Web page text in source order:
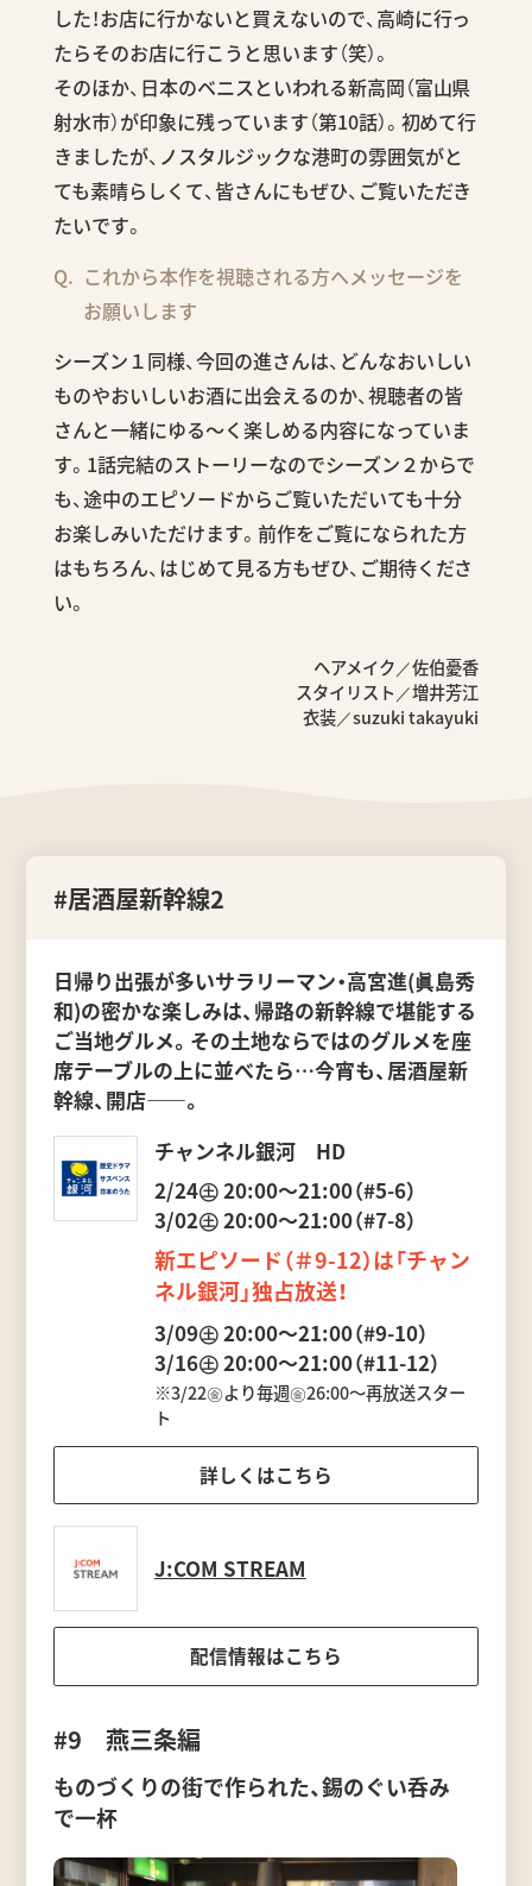
した！お店に行かないと買えないので、高崎に行っ
たらそのお店に行こうと思います（笑）。
そのほか、日本のベニスといわれる新高岡（富山県
射水市）が印象に残っています（第10話）。初めて行
きましたが、ノスタルジックな港町の雰囲気がと
ても素晴らしくて、皆さんにもぜひ、ご覧いただき
たいです。
これから本作を視聴される方へメッセージを
お願いします
シーズン１同様、今回の進さんは、どんなおいしい
ものやおいしいお酒に出会えるのか、視聴者の皆
さんと一緒にゆる～く楽しめる内容になっていま
す。1話完結のストーリーなのでシーズン２からで
も、途中のエピソードからご覧いただいても十分
お楽しみいただけます。前作をご覧になられた方
はもちろん、はじめて見る方もぜひ、ご期待くださ
い。
ヘアメイク／佐伯憂香
スタイリスト／増井芳江
衣装／suzuki takayuki
#居酒屋新幹線2
日帰り出張が多いサラリーマン・高宮進(眞島秀
和)の密かな楽しみは、帰路の新幹線で堪能する
ご当地グルメ。その土地ならではのグルメを座
席テーブルの上に並べたら…今宵も、居酒屋新
幹線、開店――。
チャンネル銀河 HD
2/24㊏ 20:00～21:00（#5-6）
3/02㊏ 20:00～21:00（#7-8）
新エピソード（＃9-12）は「チャン
ネル銀河」独占放送！
3/09㊏ 20:00～21:00（#9-10）
3/16㊏ 20:00～21:00（#11-12）
※3/22㊎より毎週㊎26:00～再放送スター
ト
詳しくはこちら
J:COM STREAM
配信情報はこちら
#9 燕三条編
ものづくりの街で作られた、錫のぐい呑み
で一杯